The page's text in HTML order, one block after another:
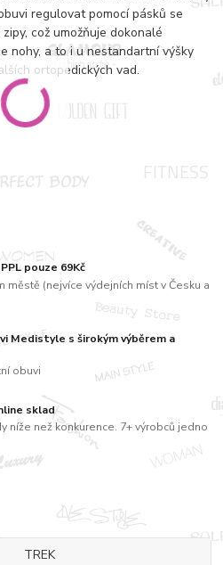
pouze 69Kč
(nejvíce výdejních míst v Česku a
Medistyle s širokým výběrem a
obuvi
sklad
níže než konkurence. 7+ výrobců jedno
regulovat pomocí pásků se
což umožňuje dokonalé
nohy, a to i u nestandartní výšky
ortopedických vad.
TREK